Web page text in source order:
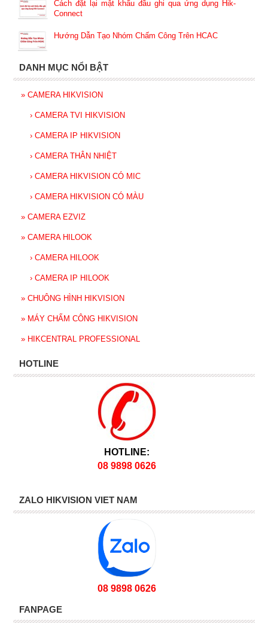
Cách đặt lại mật khẩu đầu ghi qua ứng dụng Hik-
Connect
Hướng Dẫn Tạo Nhóm Chấm Công Trên HCAC
DANH MỤC NỔI BẬT
» CAMERA HIKVISION
› CAMERA TVI HIKVISION
› CAMERA IP HIKVISION
› CAMERA THÂN NHIỆT
› CAMERA HIKVISION CÓ MIC
› CAMERA HIKVISION CÓ MÀU
» CAMERA EZVIZ
» CAMERA HILOOK
› CAMERA HILOOK
› CAMERA IP HILOOK
» CHUÔNG HÌNH HIKVISION
» MÁY CHẤM CÔNG HIKVISION
» HIKCENTRAL PROFESSIONAL
HOTLINE
HOTLINE:
08 9898 0626
ZALO HIKVISION VIET NAM
08 9898 0626
FANPAGE